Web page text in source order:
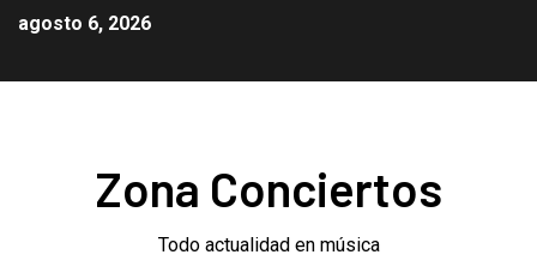
agosto 6, 2026
Zona Conciertos
Todo actualidad en música